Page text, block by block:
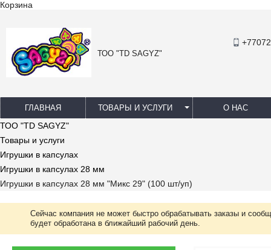
Корзина
ТОО "TD SAGYZ"
ГЛАВНАЯ ТОВАРЫ И УСЛУГИ О НАС
ТОО "TD SAGYZ"
Товары и услуги
Игрушки в капсулах
Игрушки в капсулах 28 мм
Игрушки в капсулах 28 мм "Микс 29" (100 шт/уп)
Сейчас компания не может быстро обрабатывать заказы и
будет обработана в ближайший рабочий день.